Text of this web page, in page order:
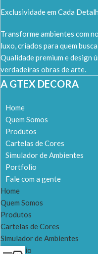
Exclusividade em Cada
Transforme ambientes com
luxo, criados para quem
Qualidade premium e design
verdadeiras obras de arte.
A GTEX DECORA
Home
Quem Somos
Produtos
Cartelas de Cores
Simulador de Ambientes
Portfolio
Fale com a gente
Home
Quem Somos
Produtos
Cartelas de Cores
Simulador de Ambientes
Portfolio